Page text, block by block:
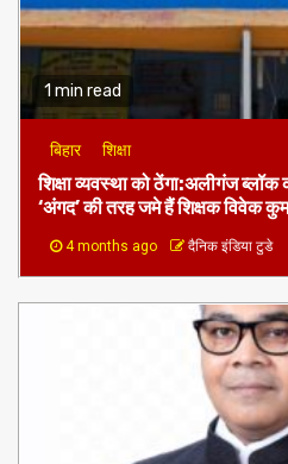
1 min read
बिहार शिक्षा
शिक्षा व्यवस्था को ठेंगा:अलीगंज ब्लॉक
‘अंगद’ की तरह जमे हैं शिक्षक विवेक
4 months ago दैनिक इंडिया टुडे